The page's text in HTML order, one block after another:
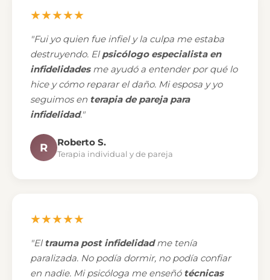
★★★★★
"Fui yo quien fue infiel y la culpa me estaba
destruyendo. Elpsicólogo especialista en
infidelidadesme ayudó a entender por qué lo
hice y cómo reparar el daño. Mi esposa y yo
seguimos en terapia de pareja para
infidelidad."
R Roberto S.
Terapia individual y de pareja
★★★★★
"Eltrauma post infidelidadme tenía
paralizada. No podía dormir, no podía confiar
en nadie. Mi psicóloga me enseñó técnicas